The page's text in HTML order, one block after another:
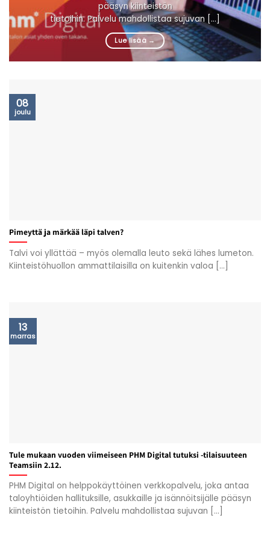
pääsyn kiinteistön
tietoihin. Palvelu mahdollistaa sujuvan [...]
Lue lisää →
Pimeyttä ja märkää läpi talven?
Talvi voi yllättää – myös olemalla leuto sekä lähes lumeton.
Kiinteistöhuollon ammattilaisilla on kuitenkin valoa [...]
08
joulu
Tule mukaan vuoden viimeiseen PHM Digital tutuksi -tilaisuuteen
Teamsiin 2.12.
PHM Digital on helppokäyttöinen verkkopalvelu, joka antaa
taloyhtiöiden hallituksille, asukkaille ja isännöitsijälle pääsyn
kiinteistön tietoihin. Palvelu mahdollistaa sujuvan [...]
13
marras